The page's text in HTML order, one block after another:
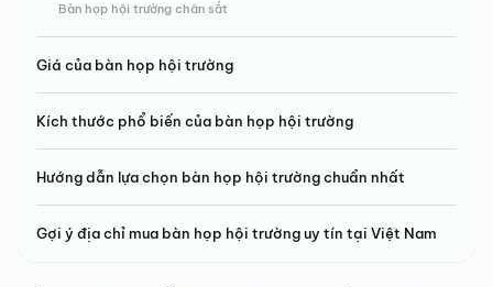
Bàn họp hội trường chân sắt
Giá của bàn họp hội trường
Kích thước phổ biến của bàn họp hội trường
Hướng dẫn lựa chọn bàn họp hội trường chuẩn nhất
Gợi ý địa chỉ mua bàn họp hội trường uy tín tại Việt Nam